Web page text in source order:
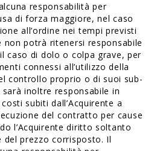
responsabilità per
di forza maggiore, nel caso
all’ordine nei tempi previsti
potrà ritenersi responsabile
caso di dolo o colpa grave, per
connessi all’utilizzo della
controllo proprio o di suoi sub-
inoltre responsabile in
subiti dall’Acquirente a
del contratto per cause
l’Acquirente diritto soltanto
prezzo corrisposto. Il